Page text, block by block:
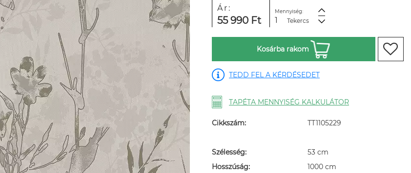
Ár:
55 990 Ft
Mennyiség:
Tekercs
Kosárba rakom
TEDD FEL A KÉRDÉSEDET
TAPÉTA MENNYISÉG KALKULÁTOR
Cikkszám: TT1105229
Szélesség:
53 cm
Hosszúság:
1000 cm